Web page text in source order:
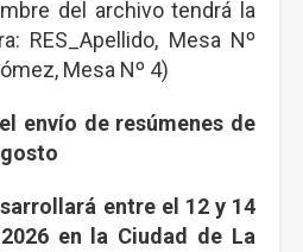
del archivo tendrá la
RES_Apellido, Mesa Nº
Mesa Nº 4)
envío de resúmenes de
entre el 12 y 14
en la Ciudad de La